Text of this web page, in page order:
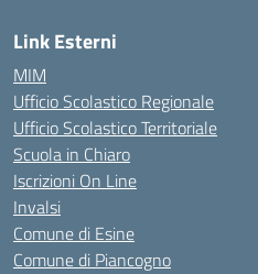
Link Esterni
MIM
Ufficio Scolastico Regionale
Ufficio Scolastico Territoriale
Scuola in Chiaro
Iscrizioni On Line
Invalsi
Comune di Esine
Comune di Piancogno